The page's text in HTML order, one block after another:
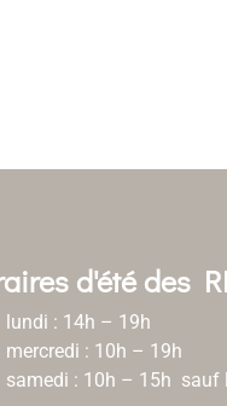
d'été des
lundi : 14h – 19h
mercredi : 10h – 19h
samedi : 10h – 15h sauf